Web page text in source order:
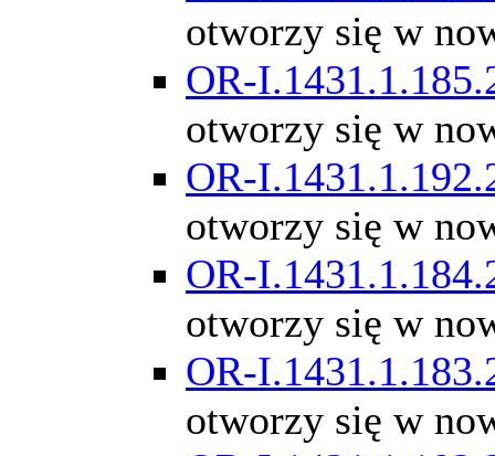
otworzy się w
OR-
otworzy się w
OR-
otworzy się w
OR-
otworzy się w
OR-
otworzy się w